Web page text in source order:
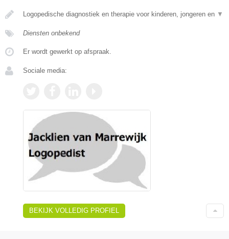
Logopedische diagnostiek en therapie voor kinderen, jongeren en ▼
Diensten onbekend
Er wordt gewerkt op afspraak.
Sociale media:
BEKIJK VOLLEDIG PROFIEL